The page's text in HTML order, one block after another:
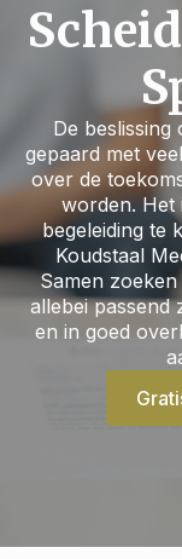
De beslissing
gepaard met
over de
worden. Het
begeleiding te
Koudstaal
Samen
allebei passend
en in goed